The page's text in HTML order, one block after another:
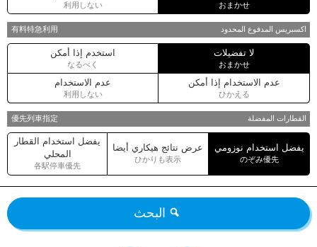
おまかせ
利用しない
اكسبريس المدفوع المحدود 有料特急利用
لا تفضيلات
おまかせ
استخدم إذا أمكن
なるべく
عدم الاستخدام إذا أمكن
ひかえる
عدم الاستخدام
利用しない
القطارات المفضلة 優先列車指定
يفضل استخدام نوزومي
のぞみ優先
عرض نتائج هيكاري أيضا
ひかりも表示
يفضل استخدام القطار
المحلي
各駅停車優先
البحث